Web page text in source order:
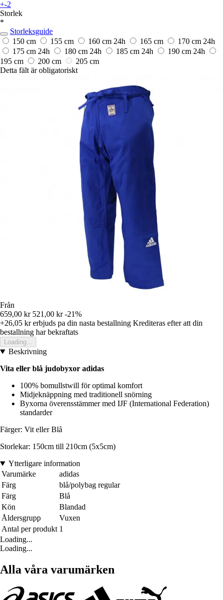
+-2
Storlek
*
Storleksguide
150 cm
155 cm 160 cm 24h 165 cm 170 cm 24h
175 cm 24h 180 cm 24h 185 cm 24h 190 cm 24h
195 cm
200 cm
205 cm
Detta fält är obligatoriskt
Från
659,00 kr 521,00 kr -21%
+26,05 krerbjuds pa din nasta bestallning Krediteras efter att din
bestallning har bekraftats
Loading...
Beskrivning
Vita eller blå judobyxor adidas
100% bomullstwill för optimal komfort
Midjeknäppning med traditionell snörning
Byxorna överensstämmer med IJF (International Federation)
standarder
Färger: Vit eller Blå
Storlekar: 150cm till 210cm (5x5cm)
Ytterligare information
Varumärke
adidas
Färg
blå/polybag regular
Färg
Blå
Kön
Blandad
Åldersgrupp
Vuxen
Antal per produkt 1
Loading...
Loading...
Alla våra varumärken